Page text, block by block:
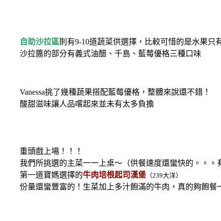
自助沙拉區則有9-10道蔬菜供選擇，比較可惜的是水果只
沙拉醬的部分有義式油醋、千島、藍莓優格三種口味
Vanessa挑了幾種蔬果搭配藍莓優格，整體來說還不錯！
酸甜滋味讓人品嚐起來並未有太多負擔
重頭戲上場！！！
我們所挑選的主菜一一上桌～（供餐速度還蠻快的。。。
第一道寶媽選擇的牛肉培根起司漢堡 （239大洋）
份量還蠻豐富的！生菜加上多汁飽滿的牛肉，真的夠飽餐